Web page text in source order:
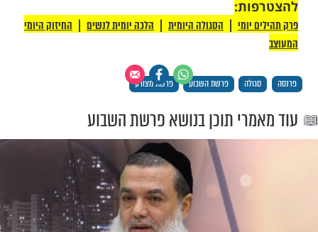
רק לקבוצת ווטסאפ אחת מבית מוקד